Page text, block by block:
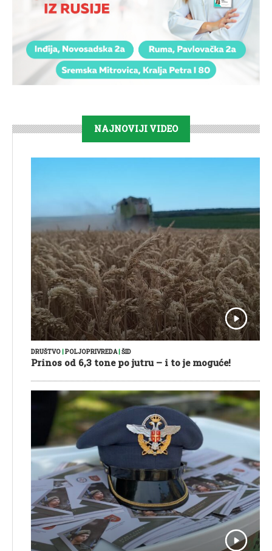
NAJNOVIJI VIDEO
DRUŠTVO|POLJOPRIVREDA|ŠID
Prinos od 6,3 tone po jutru – i to je moguće!